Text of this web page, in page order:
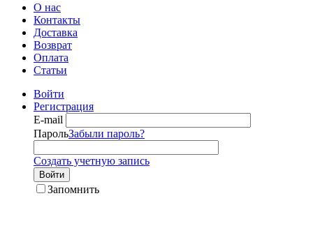
О нас
Контакты
Доставка
Возврат
Оплата
Статьи
Войти
Регистрация
E-mail
ПарольЗабыли пароль?
Создать учетную запись
Войти
Запомнить